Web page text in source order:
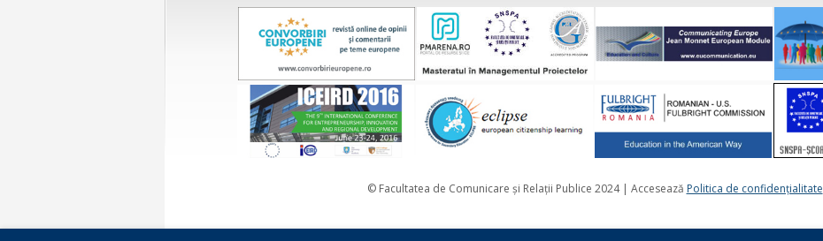
© Facultatea de Comunicare și Relații Publice 2024 | Accesează Politica de confidenţialitate